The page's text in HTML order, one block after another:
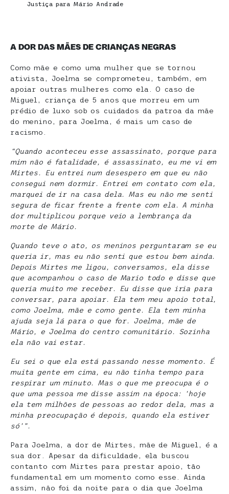
Justiça para Mário Andrade
A DOR DAS MÃES DE CRIANÇAS NEGRAS
Como mãe e como uma mulher que se tornou
ativista, Joelma se comprometeu, também, em
apoiar outras mulheres como ela. O caso de
Miguel, criança de 5 anos que morreu em um
prédio de luxo sob os cuidados da patroa da mãe
do menino, para Joelma, é mais um caso de
racismo.
“Quando aconteceu esse assassinato, porque para
mim não é fatalidade, é assassinato, eu me vi em
Mirtes. Eu entrei num desespero em que eu não
consegui nem dormir. Entrei em contato com ela,
marquei de ir na casa dela. Mas eu não me senti
segura de ficar frente a frente com ela. A minha
dor multiplicou porque veio a lembrança da
morte de Mário.
Quando teve o ato, os meninos perguntaram se eu
queria ir, mas eu não senti que estou bem ainda.
Depois Mirtes me ligou, conversamos, ela disse
que acompanhou o caso de Mario todo e disse que
queria muito me receber. Eu disse que iria para
conversar, para apoiar. Ela tem meu apoio total,
como Joelma, mãe e como gente. Ela tem minha
ajuda seja lá para o que for. Joelma, mãe de
Mário, e Joelma do centro comunitário. Sozinha
ela não vai estar.
Eu sei o que ela está passando nesse momento. É
muita gente em cima, eu não tinha tempo para
respirar um minuto. Mas o que me preocupa é o
que uma pessoa me disse assim na época: ‘hoje
ela tem milhões de pessoas ao redor dela, mas a
minha preocupação é depois, quando ela estiver
só’”.
Para Joelma, a dor de Mirtes, mãe de Miguel, é a
sua dor. Apesar da dificuldade, ela buscou
contanto com Mirtes para prestar apoio, tão
fundamental em um momento como esse. Ainda
assim, não foi da noite para o dia que Joelma